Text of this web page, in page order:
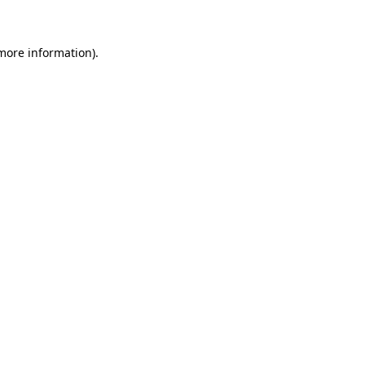
information).